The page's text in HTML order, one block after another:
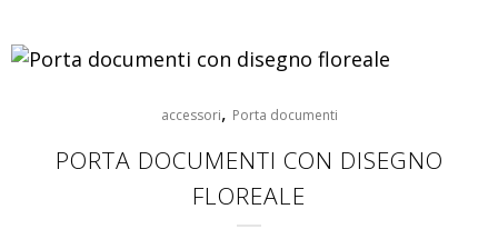
accessori, Porta documenti
PORTA DOCUMENTI CON DISEGNO
FLOREALE